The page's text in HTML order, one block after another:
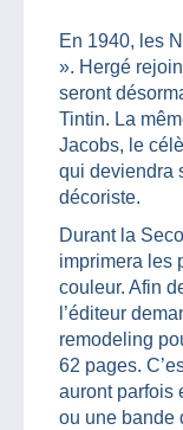
En 1940, les
». Hergé
seront
Tintin. La
Jacobs, le
qui deviendra
décoriste.
Durant la
imprimera les
couleur. Afin
l’éditeur
remodeling
62 pages.
auront parfois
ou une bande